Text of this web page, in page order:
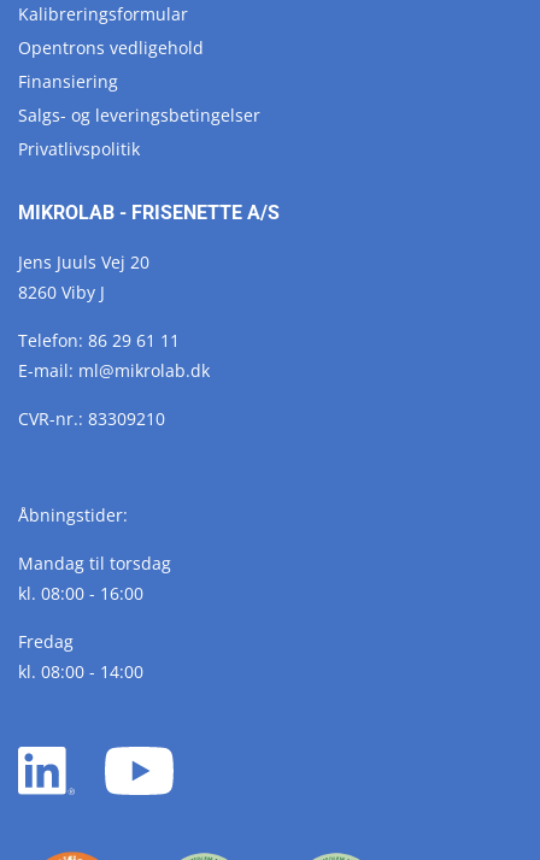
Kalibreringsformular
Opentrons vedligehold
Finansiering
Salgs- og leveringsbetingelser
Privatlivspolitik
MIKROLAB - FRISENETTE A/S
Jens Juuls Vej 20
8260 Viby J
Telefon: 86 29 61 11
E-mail: ml@mikrolab.dk
CVR-nr.: 83309210
Åbningstider:
Mandag til torsdag
kl. 08:00 - 16:00
Fredag
kl. 08:00 - 14:00
LinkedIn
white
YouTube
white